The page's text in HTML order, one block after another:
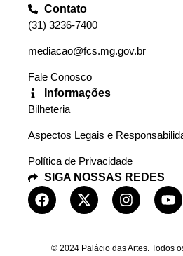
Contato
(31) 3236-7400
mediacao@fcs.mg.gov.br
Fale Conosco
Informações
Bilheteria
Aspectos Legais e
Política de Privacidade
SIGA NOSSAS REDES
© 2024 Palácio das Artes. Todos